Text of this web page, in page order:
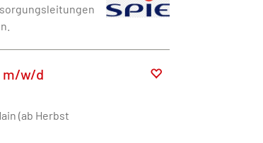
m/w/d
(ab Herbst